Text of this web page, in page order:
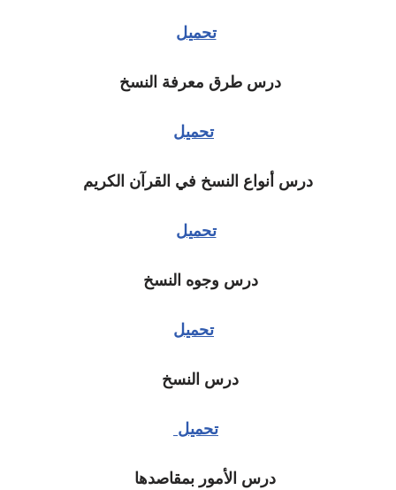
تحميل
درس طرق معرفة النسخ
تحميل
درس أنواع النسخ في القرآن الكريم
تحميل
درس وجوه النسخ
تحميل
درس النسخ
تحميل
درس الأمور بمقاصدها